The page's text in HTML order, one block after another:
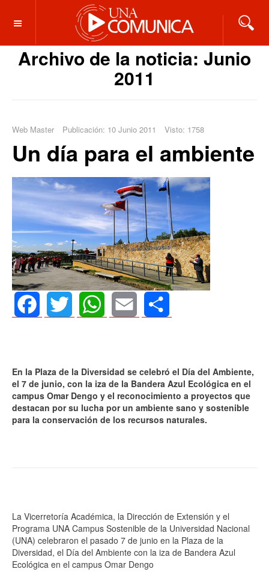
OFF CANVAS
Archivo de la noticia: Junio
2011
Web Master Publicación: 10 Junio 2011 Visto: 1758
Un día para el ambiente
En la Plaza de la Diversidad se celebró el Día del Ambiente,
el 7 de junio, con la iza de la Bandera Azul Ecológica en el
campus Omar Dengo y el reconocimiento a proyectos que
destacan por su lucha por un ambiente sano y sostenible
para la conservación de los recursos naturales.
La Vicerretoría Académica, la Dirección de Extensión y el
Programa UNA Campus Sostenible de la Universidad Nacional
(UNA) celebraron el pasado 7 de junio en la Plaza de la
Diversidad, el Día del Ambiente con la iza de Bandera Azul
Ecológica en el campus Omar Dengo